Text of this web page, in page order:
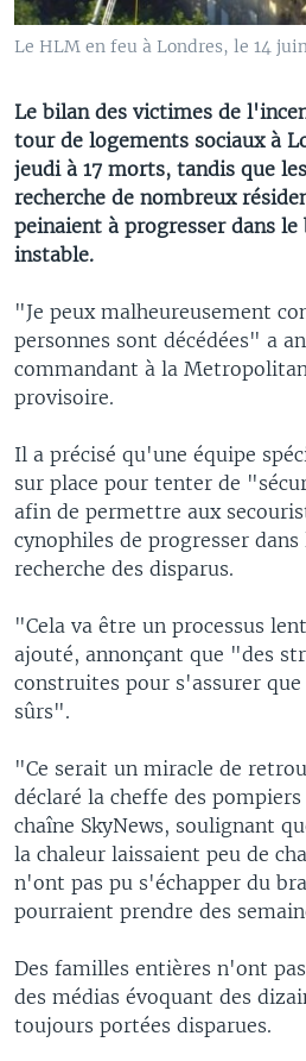
Le HLM en feu à Londres, le 14
Le bilan des victimes de
tour de logements sociaux à
jeudi à 17 morts, tandis que
recherche de nombreux
peinaient à progresser dans
instable.
"Je peux malheureusement
personnes sont décédées" a
commandant à la
provisoire.
Il a précisé qu'une équipe
sur place pour tenter de
afin de permettre aux
cynophiles de progresser dans
recherche des disparus.
"Cela va être un processus
ajouté, annonçant que "des
construites pour s'assurer
sûrs".
"Ce serait un miracle de
déclaré la cheffe des
chaîne SkyNews, soulignant
la chaleur laissaient peu de
n'ont pas pu s'échapper du
pourraient prendre des
Des familles entières n'ont
des médias évoquant des
toujours portées disparues.